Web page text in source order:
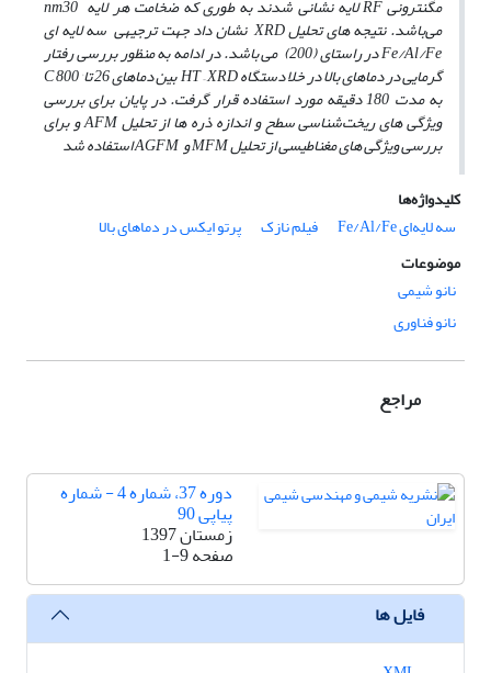
مگنترونی RF لایه نشانی شدند به طوری که ضخامت هر لایه nm30
می‌باشد. نتیجه­ های تحلیل XRD نشان داد جهت ترجیهی سه لایه ای
Fe/Al/Fe در راستای (200) می باشد. در ادامه به­ منظور بررسی رفتار
گرمایی در دماهای بالا در خلا دستگاه HT – XRD بین دماهای 26 تا °C 800
به مدت 180 دقیقه مورد استفاده قرار گرفت. در پایان برای بررسی
ویژگی ­های ریخت‌شناسی سطح و اندازه ذره­ ها از تحلیل AFM و برای
بررسی ویژگی­ های مغناطیسی از تحلیل MFM و AGFM استفاده شد
کلیدواژه‌ها
سه لایه‌ای Fe/Al/Fe
فیلم نازک
پرتو ایکس در دماهای بالا
موضوعات
نانو شیمی
نانو فناوری
مراجع
دوره 37، شماره 4 - شماره
پیاپی 90
زمستان 1397
صفحه1-9
فایل ها